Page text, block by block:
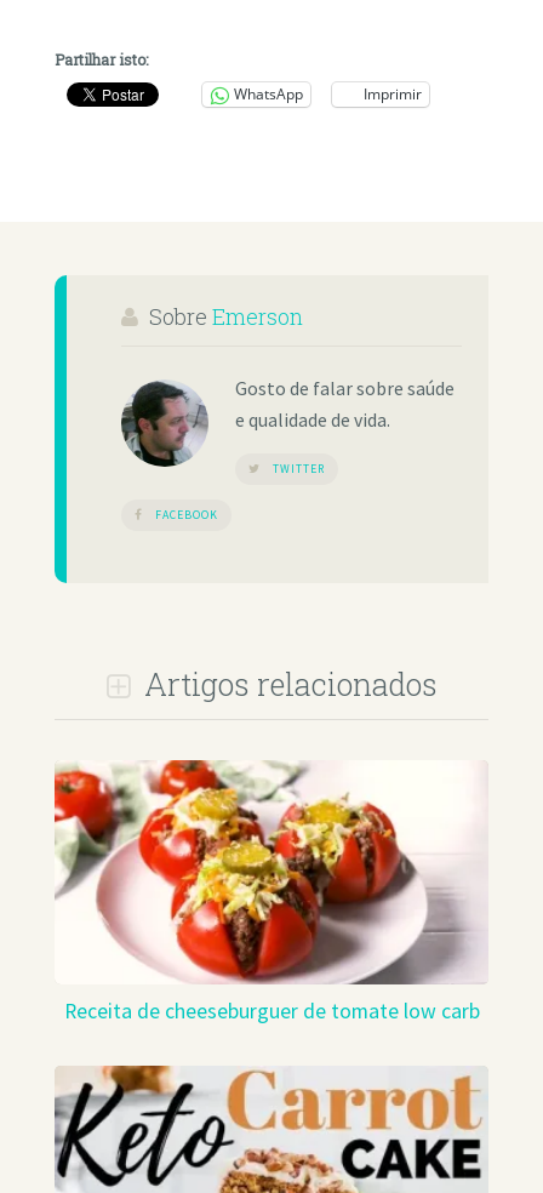
Partilhar isto:
WhatsApp Imprimir
Sobre Emerson
Gosto de falar sobre saúde
e qualidade de vida.
TWITTER
FACEBOOK
Artigos relacionados
Receita de cheeseburguer de tomate low carb